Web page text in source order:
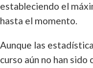
estableciendo el
hasta el momento.
Aunque las
curso aún no han